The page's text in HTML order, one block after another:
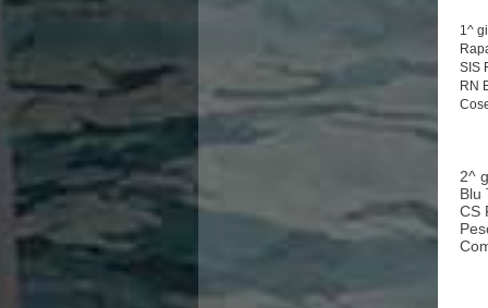
Videogallery
Intranet
Webmail
Contatti
1^
SIS
RN
2^
Blu
CS